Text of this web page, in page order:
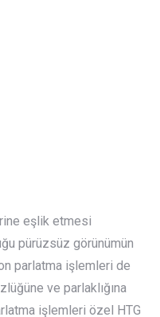
eşlik etmesi
pürüzsüz görünümün
parlatma işlemleri de
ve parlaklığına
işlemleri özel HTG